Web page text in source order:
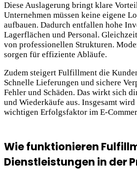
Diese Auslagerung bringt klare
Unternehmen müssen keine eigene
aufbauen. Dadurch entfallen hohe
Lagerflächen und Personal.
von professionellen Strukturen.
sorgen für effiziente Abläufe.
Zudem steigert Fulfillment die
Schnelle Lieferungen und sichere
Fehler und Schäden. Das wirkt sich
und Wiederkäufe aus. Insgesamt
wichtigen Erfolgsfaktor im E-
Wie funktionieren
Dienstleistungen in der